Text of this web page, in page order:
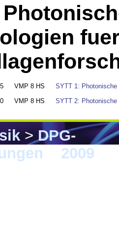
VMP 8 HS
SYTT 1: Photonische
VMP 8 HS SYTT 2: Photonische
>DPG-
2009